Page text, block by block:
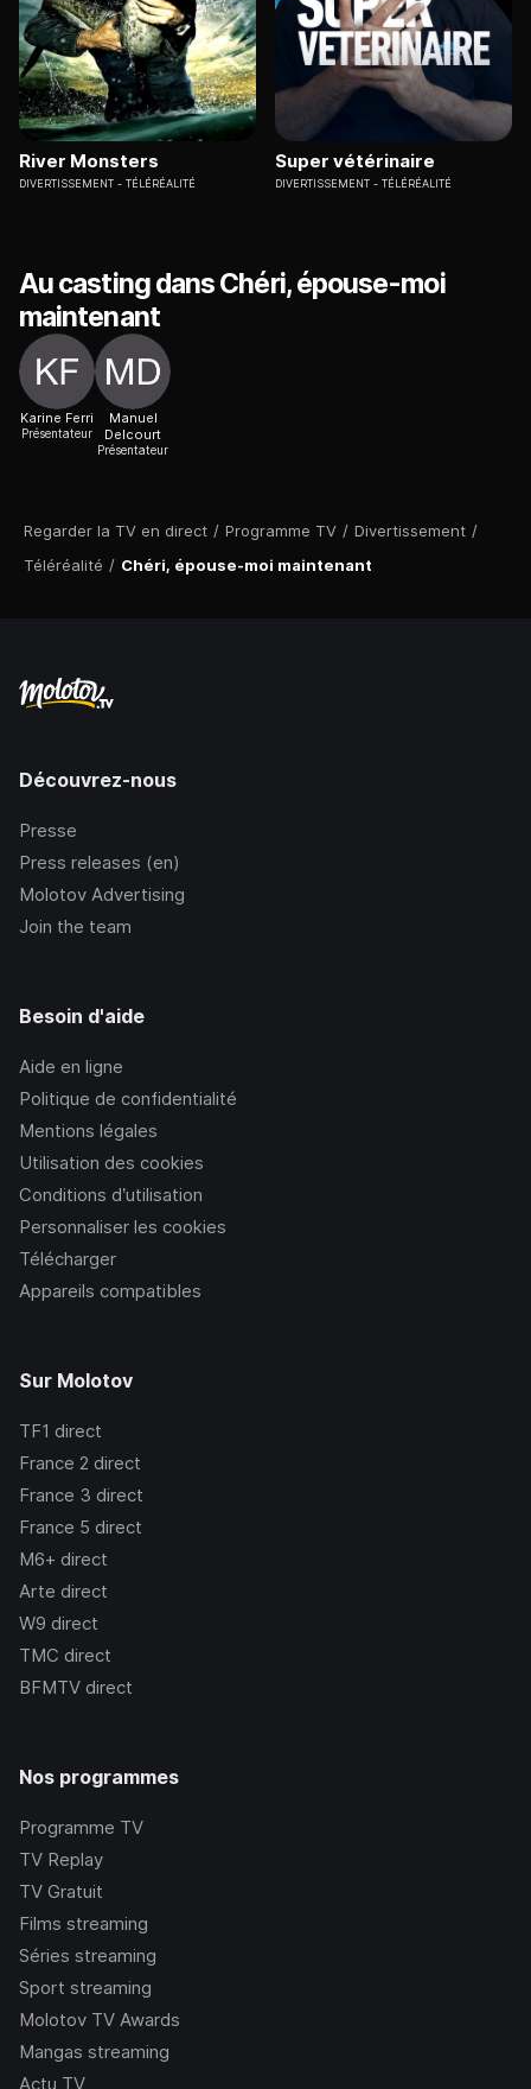
Regarder la TV en direct / Programme TV / Divertissement /
Téléréalité / Chéri, épouse-moi maintenant
River Monsters
DIVERTISSEMENT TÉLÉRÉALITÉ
Super vétérinaire
DIVERTISSEMENT TÉLÉRÉALITÉ
Au casting dans Chéri, épouse-moi
maintenant
Karine Ferri
Présentateur
Manuel
Delcourt
Présentateur
Découvrez-nous
Presse
Press releases (en)
Molotov Advertising
Join the team
Besoin d'aide
Aide en ligne
Politique de confidentialité
Mentions légales
Utilisation des cookies
Conditions d’utilisation
Personnaliser les cookies
Télécharger
Appareils compatibles
Sur Molotov
TF1 direct
France 2 direct
France 3 direct
France 5 direct
M6+ direct
Arte direct
W9 direct
TMC direct
BFMTV direct
Nos programmes
Programme TV
TV Replay
TV Gratuit
Films streaming
Séries streaming
Sport streaming
Molotov TV Awards
Mangas streaming
Actu TV